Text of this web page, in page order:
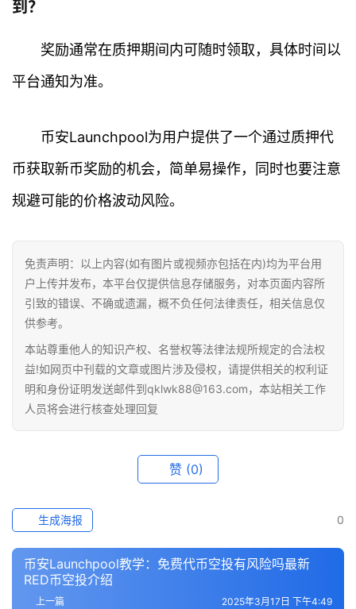
到？
奖励通常在质押期间内可随时领取，具体时间以
平台通知为准。
币安Launchpool为用户提供了一个通过质押代
币获取新币奖励的机会，简单易操作，同时也要注意
规避可能的价格波动风险。
免责声明：以上内容(如有图片或视频亦包括在内)均为平台用
户上传并发布，本平台仅提供信息存储服务，对本页面内容所
引致的错误、不确或遗漏，概不负任何法律责任，相关信息仅
供参考。
本站尊重他人的知识产权、名誉权等法律法规所规定的合法权
益!如网页中刊载的文章或图片涉及侵权，请提供相关的权利证
明和身份证明发送邮件到qklwk88@163.com，本站相关工作
人员将会进行核查处理回复
赞 (0)
0
生成海报
币安Launchpool教学：免费代币空投有风险吗最新
RED币空投介绍
上一篇 2025年3月17日 下午4:49